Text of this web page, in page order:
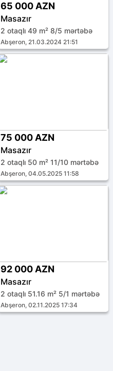
65 000 AZN
Masazır
2 otaqlı 49 m² 8/5 mərtəbə
Abşeron, 21.03.2024 21:51
75 000 AZN
Masazır
2 otaqlı 50 m² 11/10 mərtəbə
Abşeron, 04.05.2025 11:58
92 000 AZN
Masazır
2 otaqlı 51.16 m² 5/1 mərtəbə
Abşeron, 02.11.2025 17:34